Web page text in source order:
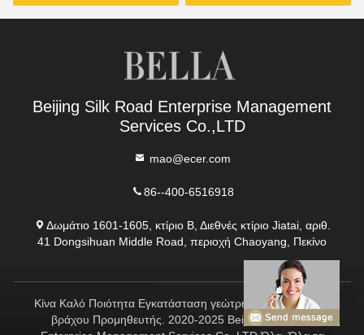
Beijing Silk Road Enterprise Management
Services Co.,LTD
mao@ecer.com
86--400-6516918
Δωμάτιο 1601-1605, κτίριο Β, Διεθνές κτίριο Jiatai, αριθ.
41 Dongsihuan Middle Road, περιοχή Chaoyang, Πεκίνο
Κίνα Καλό Ποιότητα Εγκατάσταση γεώτρησης διατρήσεων
βράχου Προμηθευτής. 2020-2025 Beijing Silk Road